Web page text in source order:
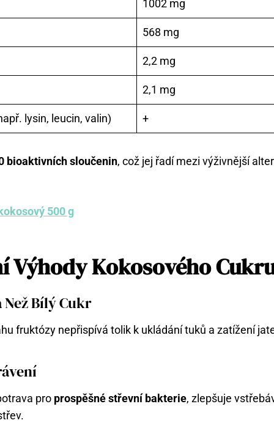
1002 mg
568 mg
2,2 mg
2,1 mg
lysin, leucin, valin) +
bioaktivních sloučenin, což jej řadí mezi výživnější
500 g
Výhody Kokosového
Než Bílý Cukr
fruktózy nepřispívá tolik k ukládání tuků a zatížení
pro prospěšné střevní bakterie, zlepšuje